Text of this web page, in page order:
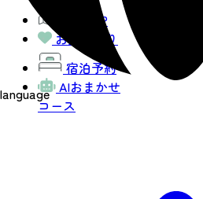
language
観光MAP
お気に入り
宿泊予約
AIおまかせ
コース